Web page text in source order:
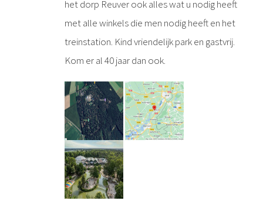
het dorp Reuver ook alles wat u nodig heeft
met alle winkels die men nodig heeft en het
treinstation. Kind vriendelijk park en gastvrij.
Kom er al 40 jaar dan ook.